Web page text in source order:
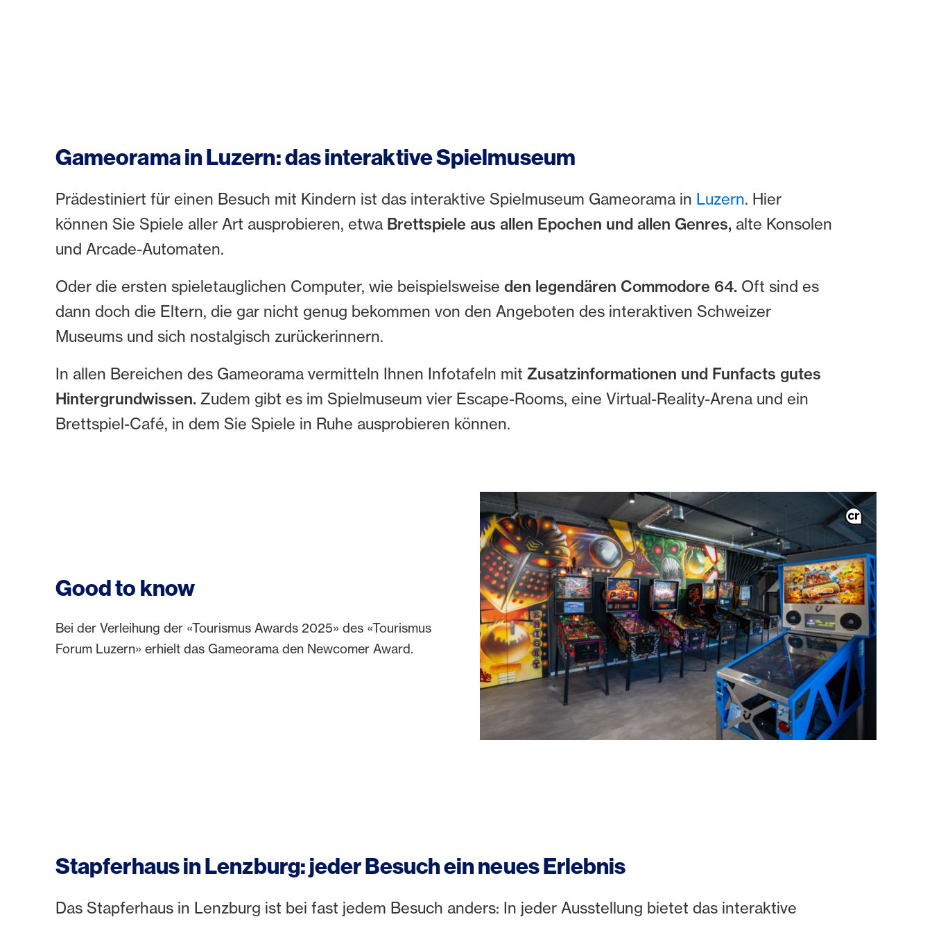
Gameorama in Luzern: das interaktive Spielmuseum
Prädestiniert für einen Besuch mit Kindern ist das interaktive Spielmuseum Gameorama in Luzern. Hier
können Sie Spiele aller Art ausprobieren, etwa Brettspiele aus allen Epochen und allen Genres, alte Konsolen
und Arcade-Automaten.
Oder die ersten spieletauglichen Computer, wie beispielsweise den legendären Commodore 64. Oft sind es
dann doch die Eltern, die gar nicht genug bekommen von den Angeboten des interaktiven Schweizer
Museums und sich nostalgisch zurückerinnern.
In allen Bereichen des Gameorama vermitteln Ihnen Infotafeln mit Zusatzinformationen und Funfacts gutes
Hintergrundwissen. Zudem gibt es im Spielmuseum vier Escape-Rooms, eine Virtual-Reality-Arena und ein
Brettspiel-Café, in dem Sie Spiele in Ruhe ausprobieren können.
Good to know
Bei der Verleihung der «Tourismus Awards 2025» des «Tourismus
Forum Luzern» erhielt das Gameorama den Newcomer Award.
Stapferhaus in Lenzburg: jeder Besuch ein neues Erlebnis
Das Stapferhaus in Lenzburg ist bei fast jedem Besuch anders: In jeder Ausstellung bietet das interaktive